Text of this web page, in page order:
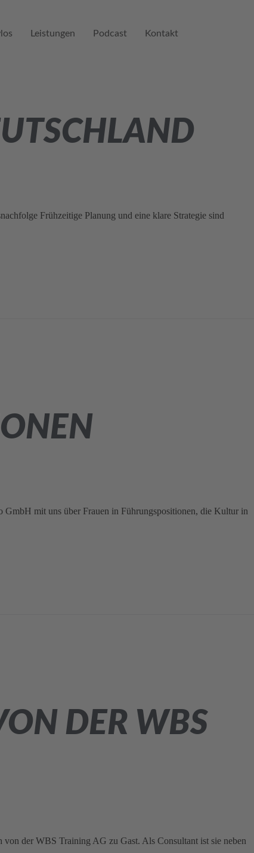
Leistungen Podcast Kontakt
Frühzeitige Planung und eine klare Strategie sind
mit uns über Frauen in Führungspositionen, die Kultur in
DER WBS
der WBS Training AG zu Gast. Als Consultant ist sie neben